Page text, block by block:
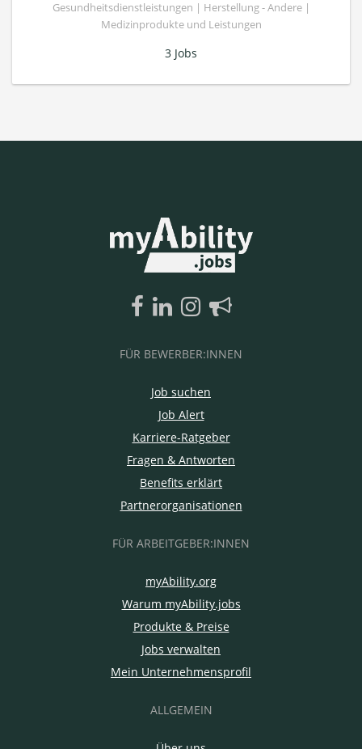
Gesundheitsdienstleistungen | Herstellung - Andere |
Medizinprodukte und Leistungen
3 Jobs
FÜR BEWERBER:INNEN
Job suchen
Job Alert
Karriere-Ratgeber
Fragen & Antworten
Benefits erklärt
Partnerorganisationen
FÜR ARBEITGEBER:INNEN
myAbility.org
Warum myAbility.jobs
Produkte & Preise
Jobs verwalten
Mein Unternehmensprofil
ALLGEMEIN